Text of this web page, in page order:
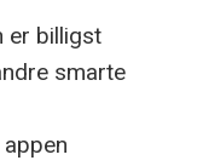
er billigst
smarte